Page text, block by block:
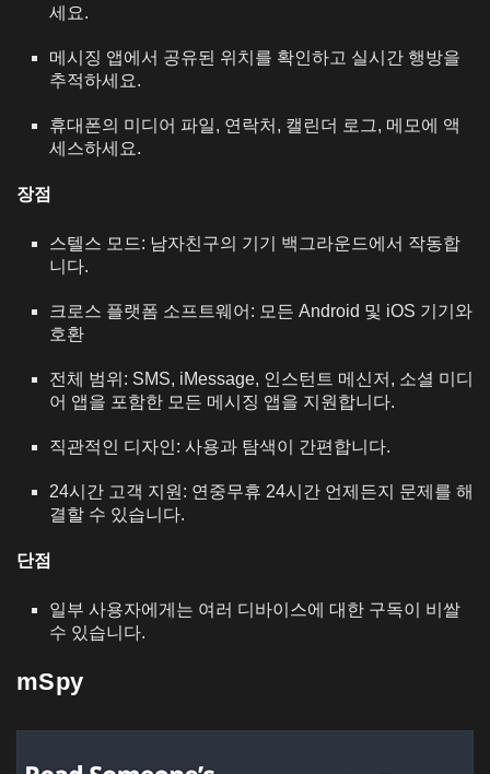
세요.
메시징 앱에서 공유된 위치를 확인하고 실시간 행방을
추적하세요.
휴대폰의 미디어 파일, 연락처, 캘린더 로그, 메모에 액
세스하세요.
장점
스텔스 모드: 남자친구의 기기 백그라운드에서 작동합
니다.
크로스 플랫폼 소프트웨어: 모든 Android 및 iOS 기기와
호환
전체 범위: SMS, iMessage, 인스턴트 메신저, 소셜 미디
어 앱을 포함한 모든 메시징 앱을 지원합니다.
직관적인 디자인: 사용과 탐색이 간편합니다.
24시간 고객 지원: 연중무휴 24시간 언제든지 문제를 해
결할 수 있습니다.
단점
일부 사용자에게는 여러 디바이스에 대한 구독이 비쌀
수 있습니다.
mSpy